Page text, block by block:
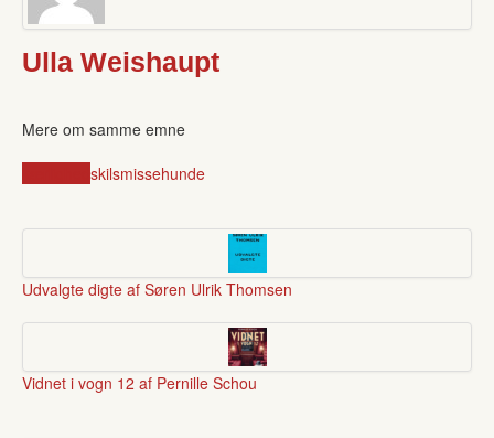
Ulla Weishaupt
Mere om samme emne
skilsmissehunde
Udvalgte digte af Søren Ulrik Thomsen
Vidnet i vogn 12 af Pernille Schou